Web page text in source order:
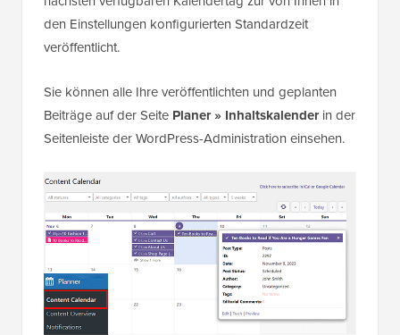
den Einstellungen konfigurierten Standardzeit
veröffentlicht.
Sie können alle Ihre veröffentlichten und geplanten
Beiträge auf der Seite Planer » Inhaltskalenderin der
Seitenleiste der WordPress-Administration einsehen.